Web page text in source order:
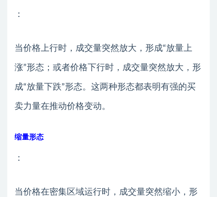
：
当价格上行时，成交量突然放大，形成“放量上
涨”形态；或者价格下行时，成交量突然放大，形
成“放量下跌”形态。这两种形态都表明有强的买
卖力量在推动价格变动。
缩量形态
：
当价格在密集区域运行时，成交量突然缩小，形